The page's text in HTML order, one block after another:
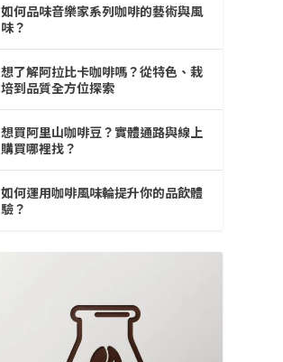
如何品味音樂家系列咖啡的藝術與風
味？
想了解阿拉比卡咖啡嗎？從特色、栽
培到品質全方位探索
想買阿里山咖啡豆？實體通路與線上
購買哪裡找？
如何運用咖啡風味輪提升你的品飲體
驗？